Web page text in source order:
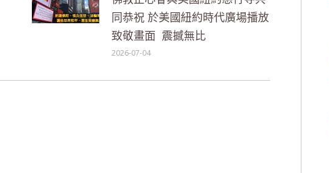
同恭祝 於美國紐約時代廣場播放
致敬畫面 震撼無比
2026-07-04